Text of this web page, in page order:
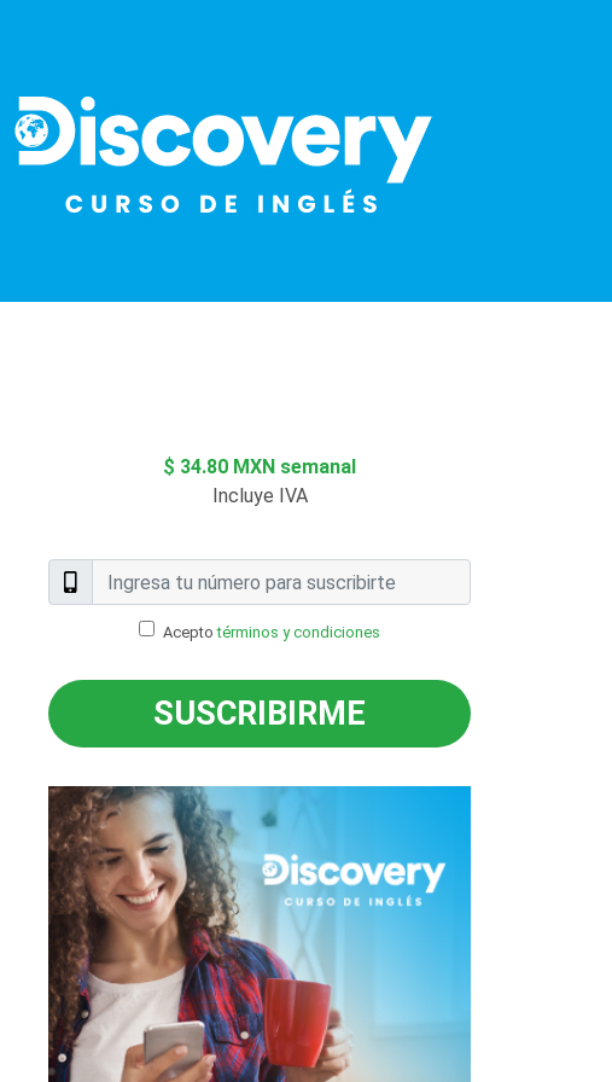
$ 34.80 MXN semanal
Incluye IVA
Aceptotérminos y condiciones
SUSCRIBIRME